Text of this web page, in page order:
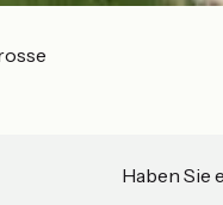
Haben Sie